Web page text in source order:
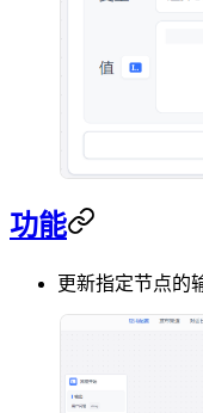
功能
更新指定节点的